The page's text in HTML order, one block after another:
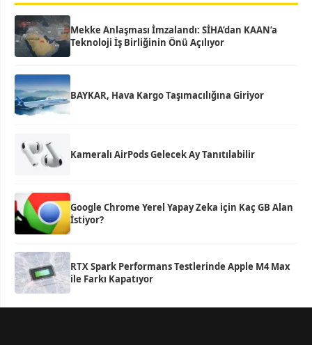
Mekke Anlaşması İmzalandı: SİHA’dan KAAN’a
Teknoloji İş Birliğinin Önü Açılıyor
BAYKAR, Hava Kargo Taşımacılığına Giriyor
Kameralı AirPods Gelecek Ay Tanıtılabilir
Google Chrome Yerel Yapay Zeka için Kaç GB Alan
İstiyor?
RTX Spark Performans Testlerinde Apple M4 Max
ile Farkı Kapatıyor